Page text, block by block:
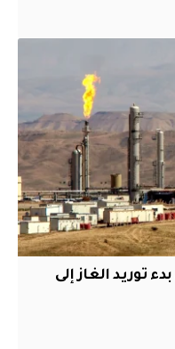
توريد الغاز إلى